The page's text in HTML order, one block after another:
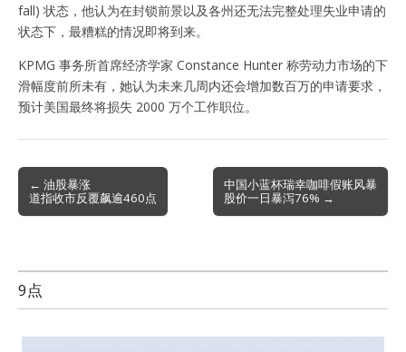
fall) 状态，他认为在封锁前景以及各州还无法完整处理失业申请的
状态下，最糟糕的情况即将到来。
KPMG 事务所首席经济学家 Constance Hunter 称劳动力市场的下
滑幅度前所未有，她认为未来几周内还会增加数百万的申请要求，
预计美国最终将损失 2000 万个工作职位。
Post
navigation
← 油股暴涨
道指收市反覆飙逾460点
中国小蓝杯瑞幸咖啡假账风暴
股价一日暴泻76% →
9点